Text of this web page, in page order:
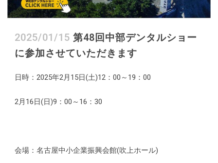
2025/01/15 第48回中部デンタルショー
に参加させていただきます
日時：2025年2月15日(土)12：00～19：00
2月16日(日)9：00～16：30
会場：名古屋中小企業振興会館(吹上ホール)